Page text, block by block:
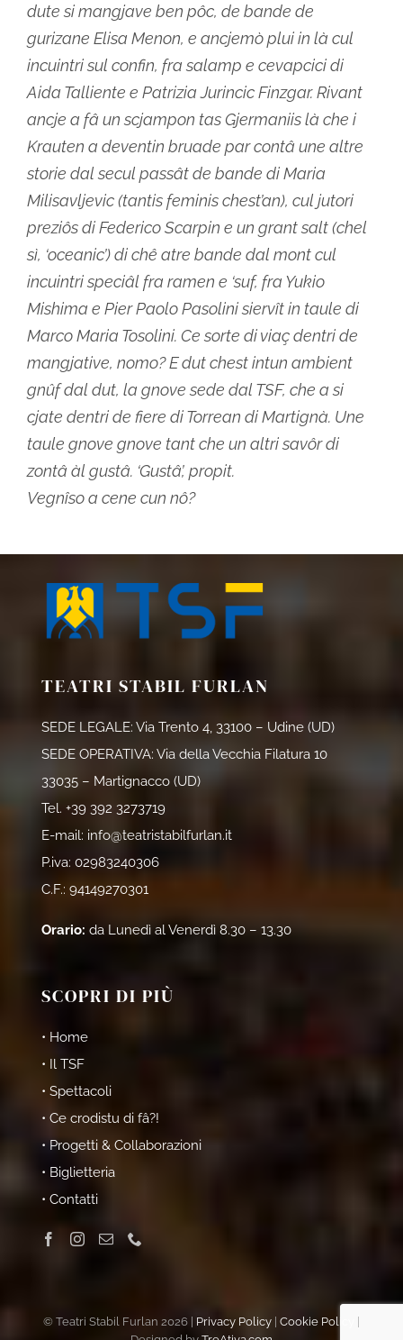
dute si mangjave ben pôc, de bande de
gurizane Elisa Menon, e ancjemò plui in là cul
incuintri sul confin, fra salamp e cevapcici di
Aida Talliente e Patrizia Jurincic Finzgar. Rivant
ancje a fâ un scjampon tas Gjermaniis là che i
Krauten a deventin bruade par contâ une altre
storie dal secul passât de bande di Maria
Milisavljevic (tantis feminis chest’an), cul jutori
preziôs di Federico Scarpin e un grant salt (chel
sì, ‘oceanic’) di chê atre bande dal mont cul
incuintri speciâl fra ramen e ‘suf, fra Yukio
Mishima e Pier Paolo Pasolini siervît in taule di
Marco Maria Tosolini. Ce sorte di viaç dentri de
mangjative, nomo? E dut chest intun ambient
gnûf dal dut, la gnove sede dal TSF, che a si
cjate dentri de fiere di Torrean di Martignà. Une
taule gnove gnove tant che un altri savôr di
zontâ àl gustâ. ‘Gustâ’, propit.
Vegnîso a cene cun nô?
TEATRI STABIL FURLAN
SEDE LEGALE: Via Trento 4, 33100 – Udine (UD)
SEDE OPERATIVA: Via della Vecchia Filatura 10
33035 – Martignacco (UD)
Tel. +39 392 3273719
E-mail: info@teatristabilfurlan.it
P.iva: 02983240306
C.F.: 94149270301
Orario: da Lunedì al Venerdì 8.30 – 13.30
SCOPRI DI PIÙ
• Home
• Il TSF
• Spettacoli
• Ce crodistu di fâ?!
• Progetti & Collaborazioni
• Biglietteria
• Contatti
© Teatri Stabil Furlan 2026 | Privacy Policy| Cookie Policy
|